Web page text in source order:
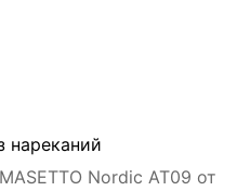
нареканий
Nordic AT09 от